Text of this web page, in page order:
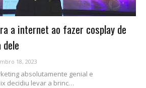
a internet ao fazer cosplay de
18, 2023
absolutamente genial e
decidiu levar a brinc…